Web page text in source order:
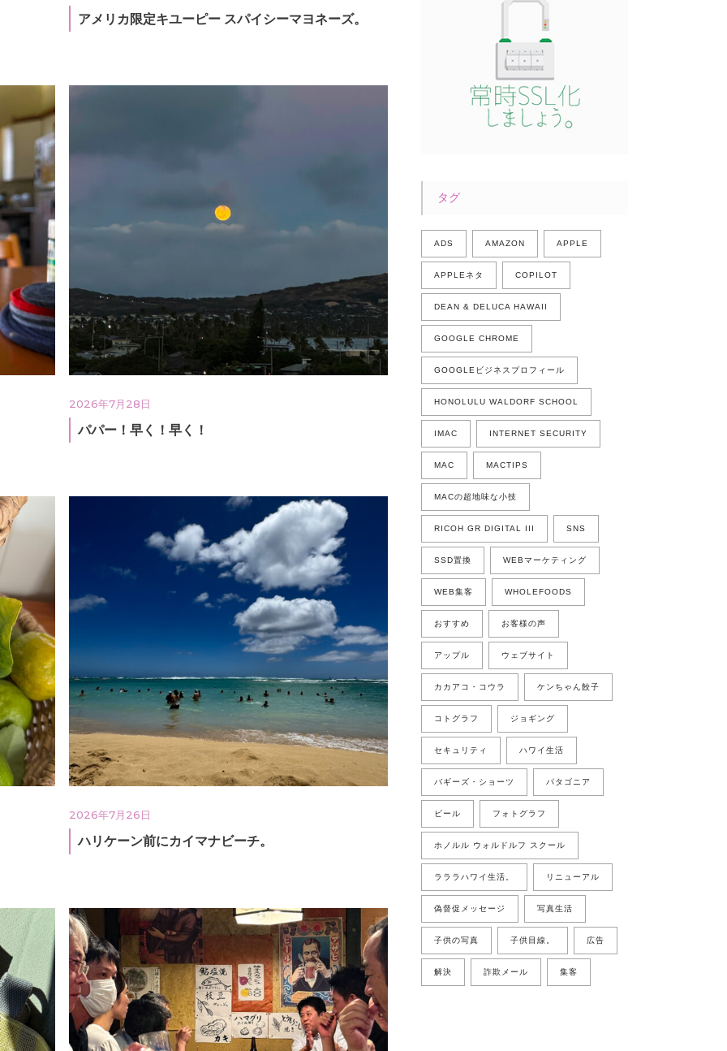
アメリカ限定キユーピー スパイシーマヨネーズ。
2026年7月28日
パパー！早く！早く！
2026年7月26日
ハリケーン前にカイマナビーチ。
タグ
ADS AMAZON APPLE
APPLEネタ COPILOT
DEAN & DELUCA HAWAII
GOOGLE CHROME
GOOGLEビジネスプロフィール
HONOLULU WALDORF SCHOOL
IMAC INTERNET SECURITY
MAC MACTIPS
MACの超地味な小技
RICOH GR DIGITAL III SNS
SSD置換 WEBマーケティング
WEB集客 WHOLEFOODS
おすすめ お客様の声
アップル ウェブサイト
カカアコ・コウラ ケンちゃん餃子
コトグラフ ジョギング
セキュリティ ハワイ生活
バギーズ・ショーツ パタゴニア
ビール フォトグラフ
ホノルル ウォルドルフ スクール
ラララハワイ生活。 リニューアル
偽督促メッセージ 写真生活
子供の写真 子供目線。 広告
解決 詐欺メール 集客